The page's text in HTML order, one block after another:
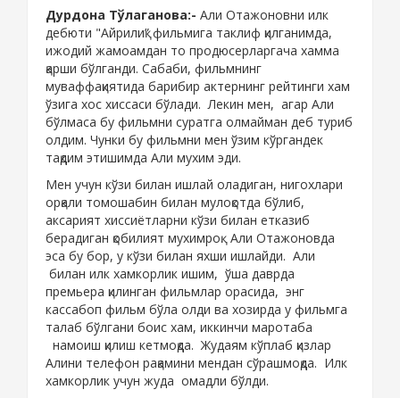
Дурдона Тўлаганова:- Али Отажоновни илк
дебюти "Айрилиқ” фильмига таклиф қилганимда,
ижодий жамоамдан то продюсерларгача хамма
қарши бўлганди. Сабаби, фильмнинг
муваффақиятида барибир актернинг рейтинги хам
ўзига хос хиссаси бўлади. Лекин мен, агар Али
бўлмаса бу фильмни суратга олмайман деб туриб
олдим. Чунки бу фильмни мен ўзим кўргандек
тақдим этишимда Али мухим эди.
Мен учун кўзи билан ишлай оладиган, нигохлари
орқали томошабин билан мулоқотда бўлиб,
аксарият хиссиётларни кўзи билан етказиб
берадиган қобилият мухимроқ. Али Отажоновда
эса бу бор, у кўзи билан яхши ишлайди. Али
билан илк хамкорлик ишим, ўша даврда
премьера қилинган фильмлар орасида, энг
кассабоп фильм бўла олди ва хозирда у фильмга
талаб бўлгани боис хам, иккинчи маротаба
намоиш қилиш кетмоқда. Жудаям кўплаб қизлар
Алини телефон рақамини мендан сўрашмоқда. Илк
хамкорлик учун жуда омадли бўлди.